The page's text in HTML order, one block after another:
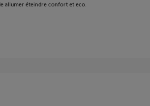
allumer éteindre confort et eco.